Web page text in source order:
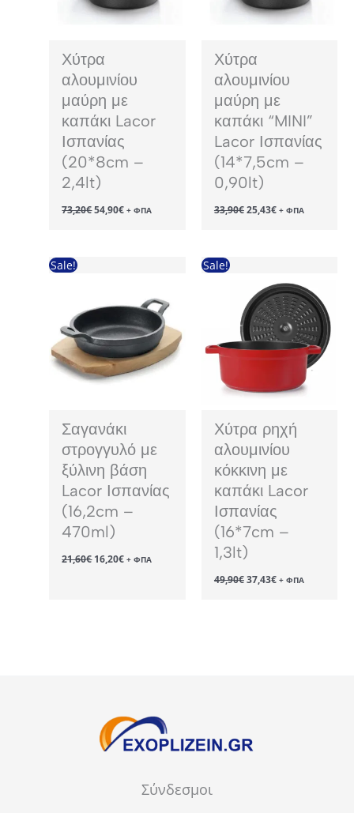
Χύτρα
αλουμινίου
μαύρη με
καπάκι Lacor
Ισπανίας
(20*8cm –
2,4lt)
73,20€Original
price
54,90€Η+ ΦΠΑ
Χύτρα
αλουμινίου
μαύρη με
καπάκι “MINI”
Lacor Ισπανίας
(14*7,5cm –
0,90lt)
33,90€Original
price
25,43€Η+ ΦΠΑ
Sale!
Σαγανάκι
στρογγυλό με
ξύλινη βάση
Lacor Ισπανίας
(16,2cm –
470ml)
21,60€ Original
price
16,20€Η+ ΦΠΑ
Sale!
Χύτρα ρηχή
αλουμινίου
κόκκινη με
καπάκι Lacor
Ισπανίας
(16*7cm –
1,3lt)
49,90€Original
price
37,43€Η+ ΦΠΑ
Σύνδεσμοι